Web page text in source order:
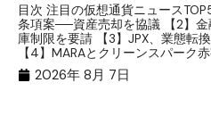
目次 注目の仮想通貨ニュース
条項案──資産売却を協議 【2】
庫制限を要請 【3】JPX、業態転
【4】MARAとクリーンスパーク
2026年 8月 7日